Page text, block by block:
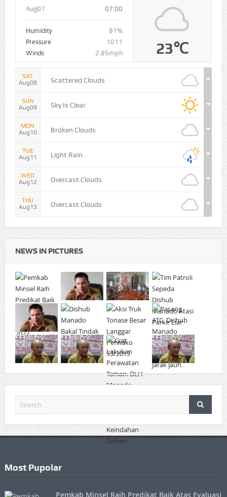
Aug07 07:00
Humidity
81%
Pressure
1011
Winds
2.85mph 23℃
SAT
Aug08
Scattered Clouds
SUN
Aug09
Sky Is Clear
MON
Aug10
Broken Clouds
TUE
Aug11
Light Rain
WED
Aug12
Overcast Clouds
THU
Aug13
Overcast Clouds
NEWS IN PICTURES
Most Pupolar
Pemkab Minsel Raih Predikat Baik Atas Evaluasi